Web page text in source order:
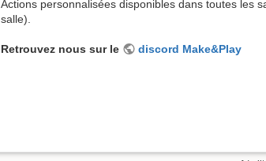
Actions personnalisées disponibles dans toutes les
salle).
Retrouvez nous sur le discord Make&Play